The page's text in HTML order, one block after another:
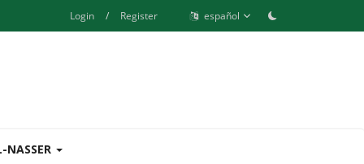
Login / Register español
NASSER